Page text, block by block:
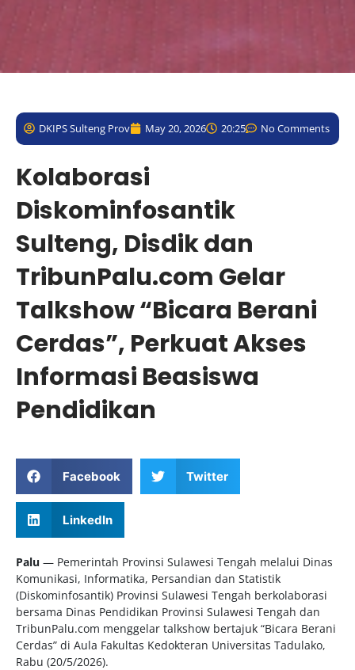
DKIPS Sulteng Prov May 20, 2026 20:25 No Comments
Kolaborasi
Diskominfosantik
Sulteng, Disdik dan
TribunPalu.com Gelar
Talkshow “Bicara Berani
Cerdas”, Perkuat Akses
Informasi Beasiswa
Pendidikan
Facebook Twitter
LinkedIn
Palu — Pemerintah Provinsi Sulawesi Tengah melalui Dinas
Komunikasi, Informatika, Persandian dan Statistik
(Diskominfosantik) Provinsi Sulawesi Tengah berkolaborasi
bersama Dinas Pendidikan Provinsi Sulawesi Tengah dan
TribunPalu.com menggelar talkshow bertajuk “Bicara Berani
Cerdas” di Aula Fakultas Kedokteran Universitas Tadulako,
Rabu (20/5/2026).